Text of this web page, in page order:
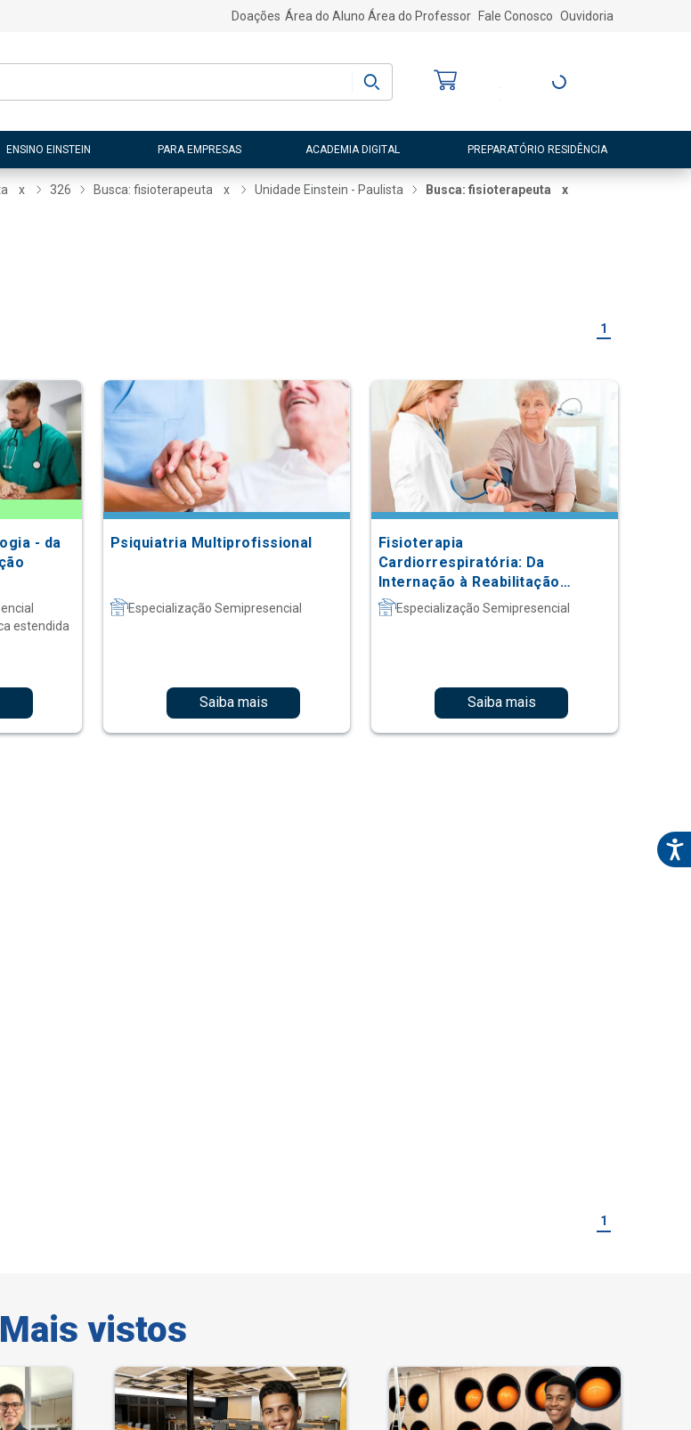
Doações Área do Aluno Área do Professor Fale Conosco Ouvidoria
Entre ou Cadastre-
ENSINO EINSTEIN PARA EMPRESAS ACADEMIA DIGITAL PREPARATÓRIO RESIDÊNCIA
x 326 Busca: fisioterapeuta x Unidade Einstein - Paulista Busca: fisioterapeuta x
1
- da
estendida
Psiquiatria Multiprofissional
Especialização Semipresencial
Saiba mais
Fisioterapia
Cardiorrespiratória: Da
Internação à Reabilitação
Ambulatorial
Especialização Semipresencial
Saiba mais
1
Mais vistos